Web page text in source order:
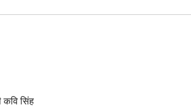
कवि सिंह